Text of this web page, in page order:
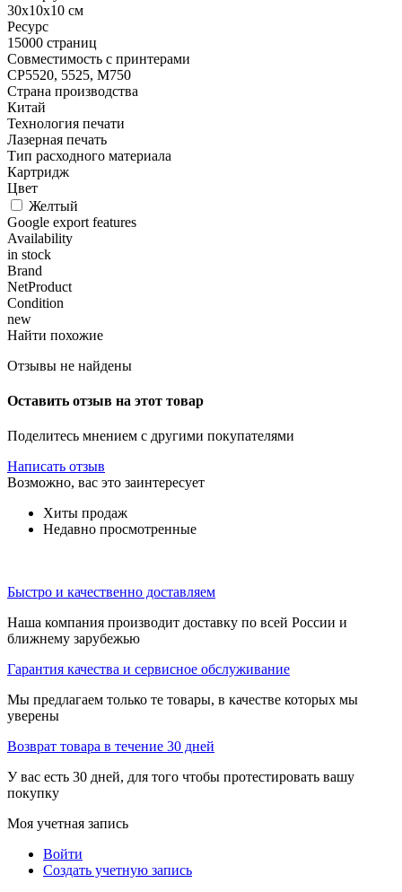
30x10x10 см
Ресурс
15000 страниц
Совместимость с принтерами
CP5520, 5525, M750
Страна производства
Китай
Технология печати
Лазерная печать
Тип расходного материала
Картридж
Цвет
Желтый
Google export features
Availability
in stock
Brand
NetProduct
Condition
new
Найти похожие
Отзывы не найдены
Оставить отзыв на этот товар
Поделитесь мнением с другими покупателями
Написать отзыв
Возможно, вас это заинтересует
Хиты продаж
Недавно просмотренные
Быстро и качественно доставляем
Наша компания производит доставку по всей России и
ближнему зарубежью
Гарантия качества и сервисное обслуживание
Мы предлагаем только те товары, в качестве которых мы
уверены
Возврат товара в течение 30 дней
У вас есть 30 дней, для того чтобы протестировать вашу
покупку
Моя учетная запись
Войти
Создать учетную запись